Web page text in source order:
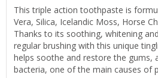
This triple action toothpaste is
Vera, Silica, Icelandic Moss, Horse
Thanks to its soothing, whitening
regular brushing with this unique
helps soothe and restore the gums,
bacteria, one of the main causes of